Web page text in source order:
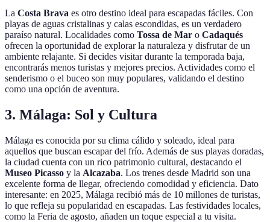
La Costa Brava es otro destino ideal para escapadas fáciles. Con
playas de aguas cristalinas y calas escondidas, es un verdadero
paraíso natural. Localidades como Tossa de Mar o Cadaqués
ofrecen la oportunidad de explorar la naturaleza y disfrutar de un
ambiente relajante. Si decides visitar durante la temporada baja,
encontrarás menos turistas y mejores precios. Actividades como el
senderismo o el buceo son muy populares, validando el destino
como una opción de aventura.
3. Málaga: Sol y Cultura
Málaga es conocida por su clima cálido y soleado, ideal para
aquellos que buscan escapar del frío. Además de sus playas doradas,
la ciudad cuenta con un rico patrimonio cultural, destacando el
Museo Picasso y la Alcazaba. Los trenes desde Madrid son una
excelente forma de llegar, ofreciendo comodidad y eficiencia. Dato
interesante: en 2025, Málaga recibió más de 10 millones de turistas,
lo que refleja su popularidad en escapadas. Las festividades locales,
como la Feria de agosto, añaden un toque especial a tu visita.